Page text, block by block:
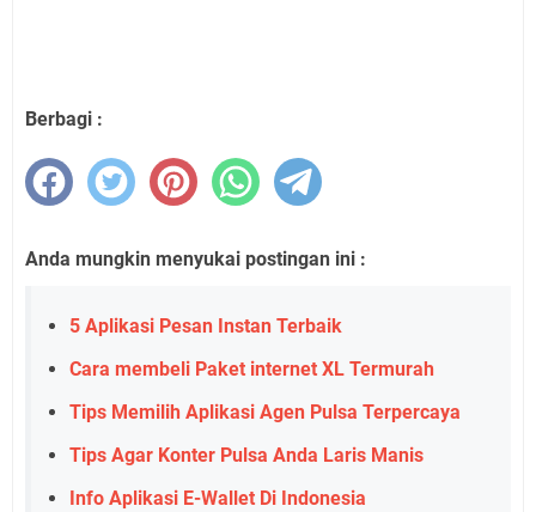
Berbagi :
Anda mungkin menyukai postingan ini :
5 Aplikasi Pesan Instan Terbaik
Cara membeli Paket internet XL Termurah
Tips Memilih Aplikasi Agen Pulsa Terpercaya
Tips Agar Konter Pulsa Anda Laris Manis
Info Aplikasi E-Wallet Di Indonesia